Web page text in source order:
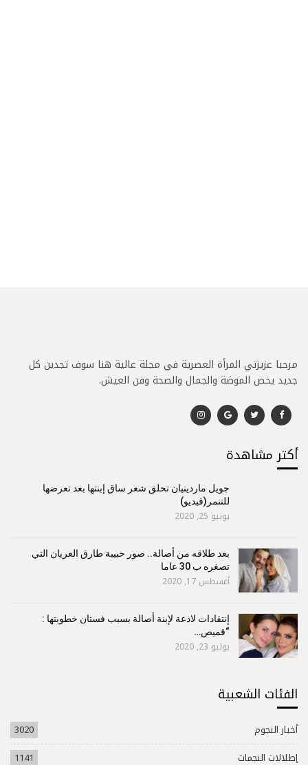
مرحبا عزيزتي المرأة العصرية في مجلة عالية هنا سوف تجدين كل
جديد يخص الموضة والجمال والصحة وفن العيش.
أكتر مشاهدة
جويل ماردينيان تحلق شعر ساق إبنتها بعد تعرضها
للتنمر(فيديو)
يونيو 25, 2020
بعد طلاقه من أصالة.. صور حبيبة طارق العريان التي
تصغره ب 30 عاما
أغسطس 17, 2020
إنتقادات لاذعة لإبنة أصالة بسبب فستان خطوبتها :
“قميص…
يوليو 23, 2020
الفئات الشعبية
أخبار النجوم
3020
إطلالات النجمات
1141